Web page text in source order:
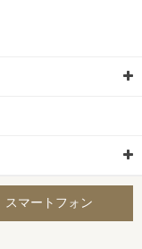
スマートフォン